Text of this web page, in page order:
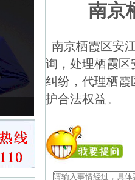
南京
南京栖霞区安
询，处理栖霞区
纠纷，代理栖霞
护合法权益。